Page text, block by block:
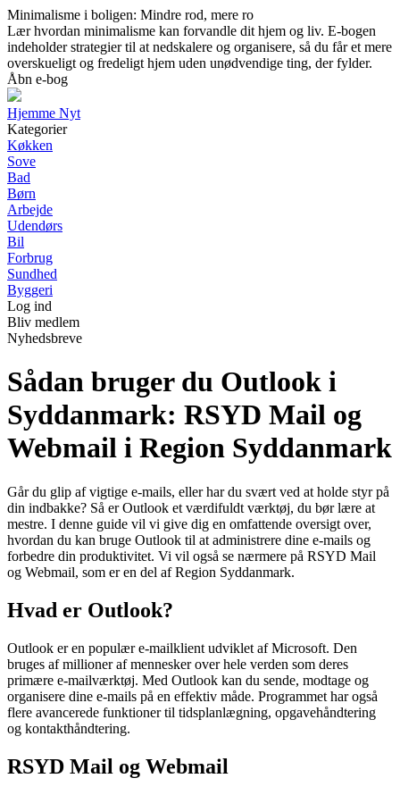
Minimalisme i boligen: Mindre rod, mere ro
Lær hvordan minimalisme kan forvandle dit hjem og liv. E-bogen
indeholder strategier til at nedskalere og organisere, så du får et mere
overskueligt og fredeligt hjem uden unødvendige ting, der fylder.
Åbn e-bog
Hjemme Nyt
Kategorier
Køkken
Sove
Bad
Børn
Arbejde
Udendørs
Bil
Forbrug
Sundhed
Byggeri
Log ind
Bliv medlem
Nyhedsbreve
Sådan bruger du Outlook i
Syddanmark: RSYD Mail og
Webmail i Region Syddanmark
Går du glip af vigtige e-mails, eller har du svært ved at holde styr på
din indbakke? Så er Outlook et værdifuldt værktøj, du bør lære at
mestre. I denne guide vil vi give dig en omfattende oversigt over,
hvordan du kan bruge Outlook til at administrere dine e-mails og
forbedre din produktivitet. Vi vil også se nærmere på RSYD Mail
og Webmail, som er en del af Region Syddanmark.
Hvad er Outlook?
Outlook er en populær e-mailklient udviklet af Microsoft. Den
bruges af millioner af mennesker over hele verden som deres
primære e-mailværktøj. Med Outlook kan du sende, modtage og
organisere dine e-mails på en effektiv måde. Programmet har også
flere avancerede funktioner til tidsplanlægning, opgavehåndtering
og kontakthåndtering.
RSYD Mail og Webmail